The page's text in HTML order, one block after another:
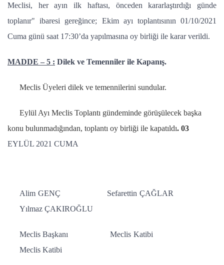
Meclisi, her ayın ilk haftası, önceden kararlaştırdığı günde
toplanır" ibaresi gereğince; Ekim ayı toplantısının 01/10/2021
Cuma günü saat 17:30’da yapılmasına oy birliği ile karar verildi.
MADDE – 5 : Dilek ve Temenniler ile Kapanış.
Meclis Üyeleri dilek ve temennilerini sundular.
Eylül Ayı Meclis Toplantı gündeminde görüşülecek başka
konu bulunmadığından, toplantı oy birliği ile kapatıldı. 03
EYLÜL 2021 CUMA
Alim GENÇ Sefarettin ÇAĞLAR
Yılmaz ÇAKIROĞLU
Meclis Başkanı Meclis Katibi
Meclis Katibi